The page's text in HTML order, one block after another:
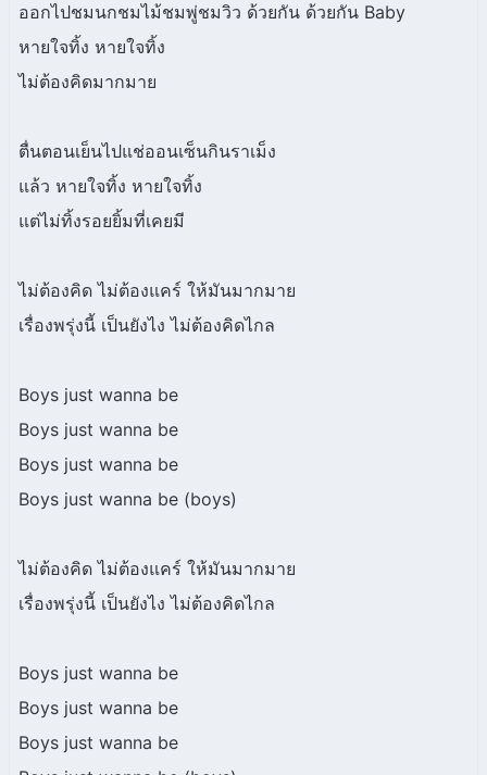
ออกไปชมนกชมไม้ชมพู่ชมวิว ด้วยกัน ด้วยกัน Baby
หายใจทิ้ง หายใจทิ้ง
ไม่ต้องคิดมากมาย
ตื่นตอนเย็นไปแช่ออนเซ็นกินราเม็ง
แล้ว หายใจทิ้ง หายใจทิ้ง
แต่ไม่ทิ้งรอยยิ้มที่เคยมี
ไม่ต้องคิด ไม่ต้องแคร์ ให้มันมากมาย
เรื่องพรุ่งนี้ เป็นยังไง ไม่ต้องคิดไกล
Boys just wanna be
Boys just wanna be
Boys just wanna be
Boys just wanna be (boys)
ไม่ต้องคิด ไม่ต้องแคร์ ให้มันมากมาย
เรื่องพรุ่งนี้ เป็นยังไง ไม่ต้องคิดไกล
Boys just wanna be
Boys just wanna be
Boys just wanna be